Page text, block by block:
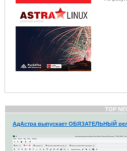
TOP
АдАстра выпускает ОБЯЗАТЕЛЬНЫЙ